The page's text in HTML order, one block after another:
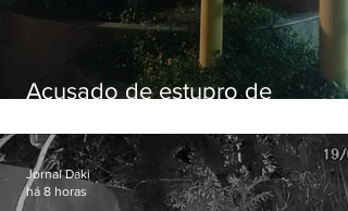
Acusado de estupro de
Jornal Daki
há 8 horas